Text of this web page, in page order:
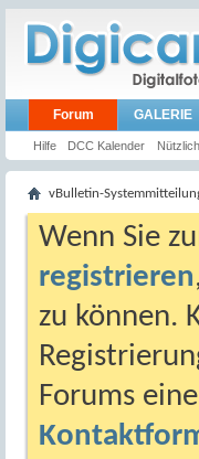
Forum
Hilfe DCC Kalender
GALERIE
vBulletin-
Wenn Sie
registrieren
zu können.
Forums